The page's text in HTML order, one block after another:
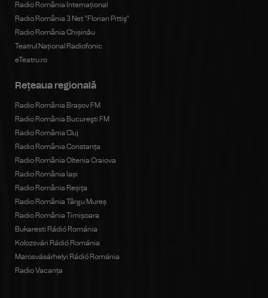
Radio România Internațional
Radio România 3 Net "Florian Pittiş"
Radio România Chișinău
Teatrul Național Radiofonic
eTeatru.ro
Rețeaua regională
Radio România Brașov FM
Radio România Bucureşti FM
Radio România Cluj
Radio România Constanța
Radio România Oltenia Craiova
Radio România Iași
Radio România Reșița
Radio România Târgu Mureș
Radio România Timișoara
Bukaresti Rádió Románia
Kolozsvári Rádió Románia
Marosvásárhelyi Rádió Románia
Radio Vacanța